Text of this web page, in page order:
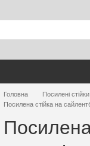
Головна Посилені
Посилена стійка на